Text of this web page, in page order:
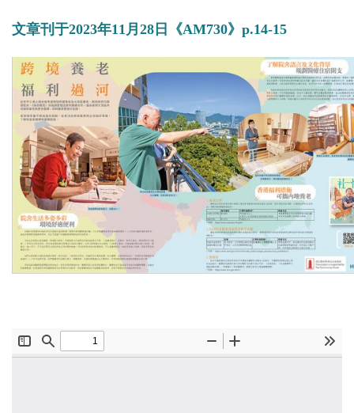
文章刊于2023年11月28日《AM730》p.14-15